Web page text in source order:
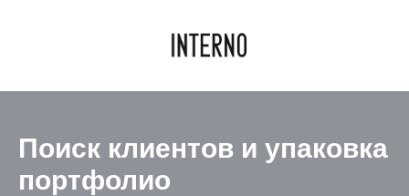
Поиск клиентов и упаковка
портфолио